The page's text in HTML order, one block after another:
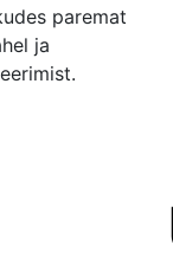
paremat
ja